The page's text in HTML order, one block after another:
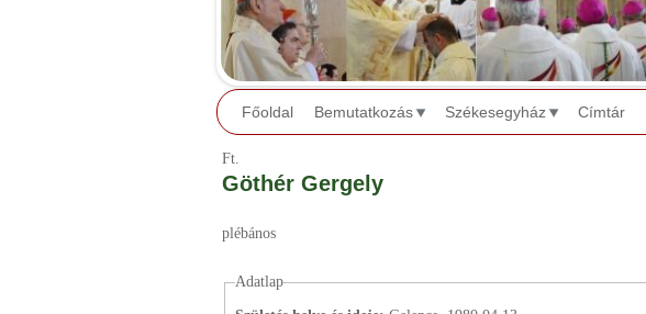
Főoldal Bemutatkozás Székesegyház Címtár
Ft.
Göthér Gergely
plébános
Adatlap